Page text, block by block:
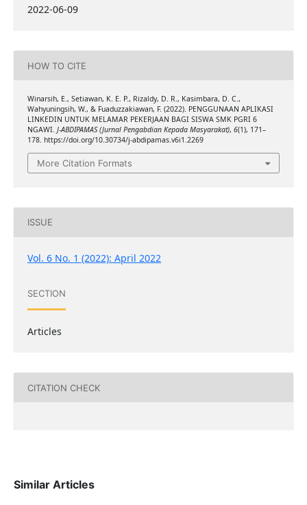
2022-06-09
HOW TO CITE
Winarsih, E., Setiawan, K. E. P., Rizaldy, D. R., Kasimbara, D. C.,
Wahyuningsih, W., & Fuaduzzakiawan, F. (2022). PENGGUNAAN APLIKASI
LINKEDIN UNTUK MELAMAR PEKERJAAN BAGI SISWA SMK PGRI 6
NGAWI. J-ABDIPAMAS (Jurnal Pengabdian Kepada Masyarakat), 6(1), 171–
178. https://doi.org/10.30734/j-abdipamas.v6i1.2269
More Citation Formats
ISSUE
Vol. 6 No. 1 (2022): April 2022
SECTION
Articles
CITATION CHECK
Similar Articles